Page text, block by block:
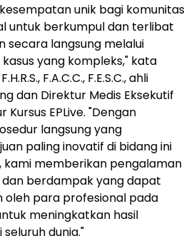
unik bagi komunitas
untuk berkumpul dan terlibat
secara langsung melalui
yang kompleks," kata
F.A.C.C., F.E.S.C., ahli
dan Direktur Medis Eksekutif
EPLive. "Dengan
langsung yang
paling inovatif di bidang ini
kami memberikan pengalaman
berdampak yang dapat
oleh para profesional pada
meningkatkan hasil
dunia."